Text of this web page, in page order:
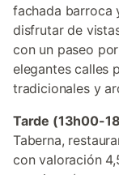
fachada barroca
disfrutar de
con un paseo
elegantes calles
tradicionales y
Tarde (13h00-
Taberna,
con valoración